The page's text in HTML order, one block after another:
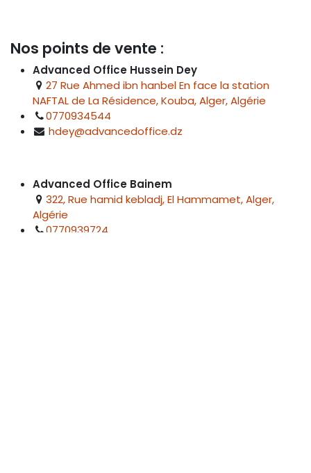
Nos points de vente :
Advanced Office Hussein Dey
27 Rue Ahmed ibn hanbel En face la station
NAFTAL de La Résidence, Kouba, Alger, Algérie
0770934544
hdey@advancedoffice.dz
Advanced Office Bainem
322, Rue hamid kebladj, El Hammamet, Alger,
Algérie
0770939724